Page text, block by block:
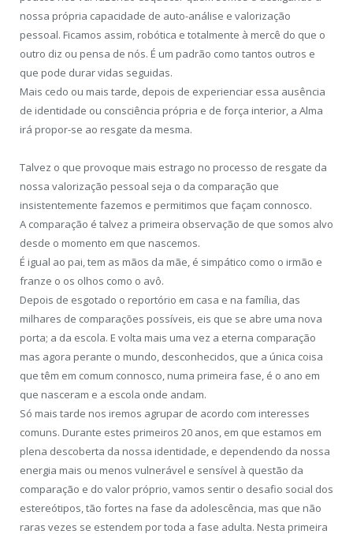
nossa própria capacidade de auto-análise e valorização
pessoal. Ficamos assim, robótica e totalmente à mercê do que o
outro diz ou pensa de nós. É um padrão como tantos outros e
que pode durar vidas seguidas.
Mais cedo ou mais tarde, depois de experienciar essa ausência
de identidade ou consciência própria e de força interior, a Alma
irá propor-se ao resgate da mesma.
Talvez o que provoque mais estrago no processo de resgate da
nossa valorização pessoal seja o da comparação que
insistentemente fazemos e permitimos que façam connosco.
A comparação é talvez a primeira observação de que somos alvo
desde o momento em que nascemos.
É igual ao pai, tem as mãos da mãe, é simpático como o irmão e
franze o os olhos como o avô.
Depois de esgotado o reportório em casa e na família, das
milhares de comparações possíveis, eis que se abre uma nova
porta; a da escola. E volta mais uma vez a eterna comparação
mas agora perante o mundo, desconhecidos, que a única coisa
que têm em comum connosco, numa primeira fase, é o ano em
que nasceram e a escola onde andam.
Só mais tarde nos iremos agrupar de acordo com interesses
comuns. Durante estes primeiros 20 anos, em que estamos em
plena descoberta da nossa identidade, e dependendo da nossa
energia mais ou menos vulnerável e sensível à questão da
comparação e do valor próprio, vamos sentir o desafio social dos
estereótipos, tão fortes na fase da adolescência, mas que não
raras vezes se estendem por toda a fase adulta. Nesta primeira